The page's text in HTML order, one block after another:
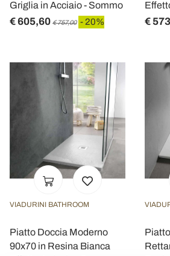
Griglia in Acciaio - Sommo
€ 605,60 € 757,00 - 20% €
VIADURINI BATHROOM
Piatto Doccia Moderno
90x70 in Resina Bianca